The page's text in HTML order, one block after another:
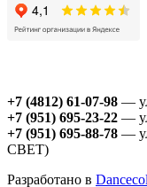
+7 (4812) 61-07-98 —
+7 (951) 695-23-22 —
+7 (951) 695-88-78 —
СВЕТ)
Разработано в